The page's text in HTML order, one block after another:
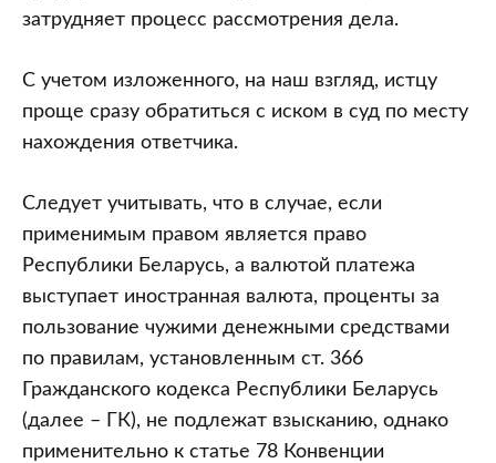
затрудняет процесс рассмотрения дела.
С учетом изложенного, на наш взгляд, истцу
проще сразу обратиться с иском в суд по месту
нахождения ответчика.
Следует учитывать, что в случае, если
применимым правом является право
Республики Беларусь, а валютой платежа
выступает иностранная валюта, проценты за
пользование чужими денежными средствами
по правилам, установленным ст. 366
Гражданского кодекса Республики Беларусь
(далее – ГК), не подлежат взысканию, однако
применительно к статье 78 Конвенции